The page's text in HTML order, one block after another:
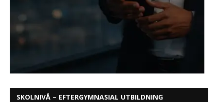
SKOLNIVÅ – EFTERGYMNASIAL UTBILDNING